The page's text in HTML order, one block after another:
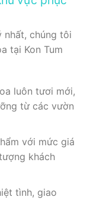
chúng tôi
tại Kon Tum
luôn tươi mới,
từ các vườn
với mức giá
khách
tình, giao